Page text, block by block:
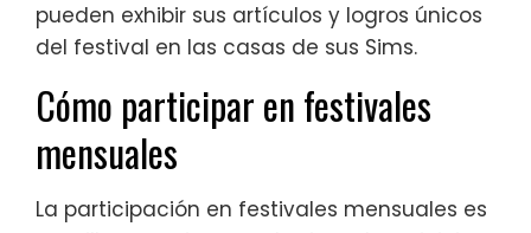
pueden exhibir sus artículos y logros únicos
del festival en las casas de sus Sims.
Cómo participar en festivales
mensuales
La participación en festivales mensuales es